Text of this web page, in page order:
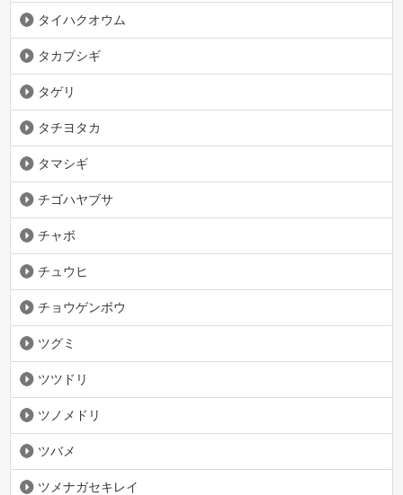
タイハクオウム
タカブシギ
タゲリ
タチヨタカ
タマシギ
チゴハヤブサ
チャボ
チュウヒ
チョウゲンボウ
ツグミ
ツツドリ
ツノメドリ
ツバメ
ツメナガセキレイ